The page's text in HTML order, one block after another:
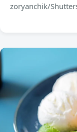
zoryanchik/